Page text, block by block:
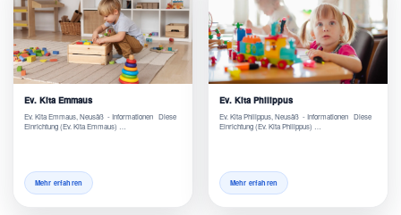
Ev. Kita Emmaus
Ev. Kita Emmaus, Neusäß - Informationen Diese
Einrichtung (Ev. Kita Emmaus) …
Mehr erfahren
Ev. Kita Philippus
Ev. Kita Philippus, Neusäß - Informationen Diese
Einrichtung (Ev. Kita Philippus) …
Mehr erfahren